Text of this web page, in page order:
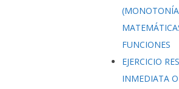
FUNCIONES
EJERCICIO
INMEDIATA